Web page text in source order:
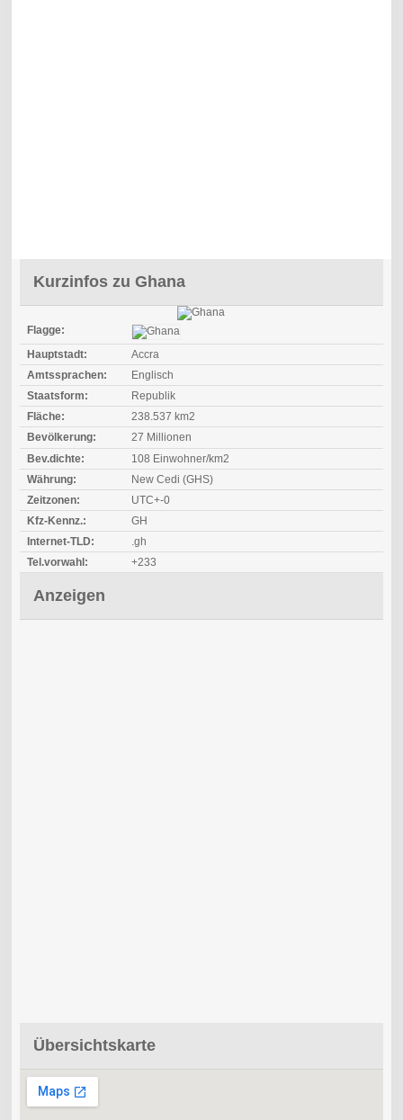
Kurzinfos zu Ghana
Flagge:
Hauptstadt:
Accra
Amtssprachen:
Englisch
Staatsform:
Republik
Fläche:
238.537 km2
Bevölkerung:
27 Millionen
Bev.dichte:
108 Einwohner/km2
Währung:
New Cedi (GHS)
Zeitzonen:
UTC+-0
Kfz-Kennz.:
GH
Internet-TLD:
.gh
Tel.vorwahl:
+233
Anzeigen
Übersichtskarte